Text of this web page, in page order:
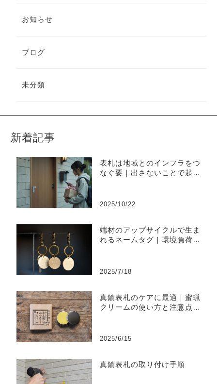
お知らせ
ブログ
未分類
新着記事
表札は地域とのインフラをつ
なぐ要｜出さないことで起き
2025/10/22
端材のアップサイクルで生ま
れるネームタグ｜環境負荷を
2025/7/18
真鍮表札のケアに最適｜蜜蝋
クリームの使い方と注意点ま
2025/6/15
真鍮表札の取り付け手順